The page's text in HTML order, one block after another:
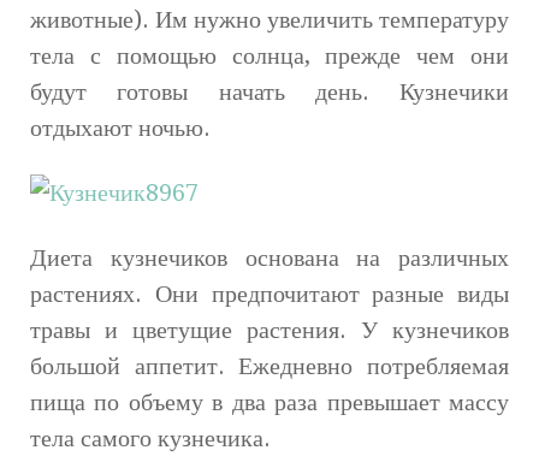
животные). Им нужно увеличить температуру
тела с помощью солнца, прежде чем они
будут готовы начать день. Кузнечики
отдыхают ночью.
Диета кузнечиков основана на различных
растениях. Они предпочитают разные виды
травы и цветущие растения. У кузнечиков
большой аппетит. Ежедневно потребляемая
пища по объему в два раза превышает массу
тела самого кузнечика.